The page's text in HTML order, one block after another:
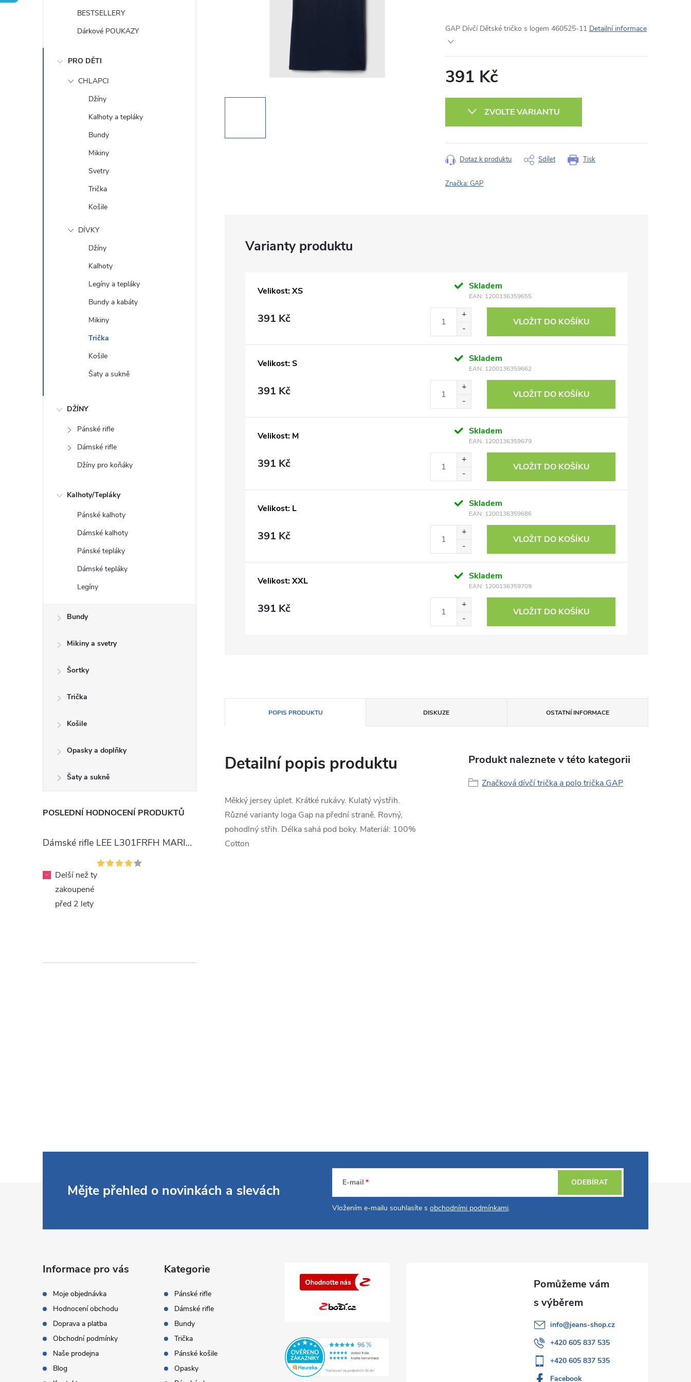
BESTSELLERY
Dárkové POUKAZY
PRO DĚTI
CHLAPCI
Džíny
Kalhoty a tepláky
Bundy
Mikiny
Svetry
Trička
Košile
DÍVKY
Džíny
Kalhoty
Legíny a tepláky
Bundy a kabáty
Mikiny
Trička
Košile
Šaty a sukně
DŽÍNY
Pánské rifle
Dámské rifle
Džíny pro koňáky
Kalhoty/Tepláky
Pánské kalhoty
Dámské kalhoty
Pánské tepláky
Dámské tepláky
Legíny
Bundy
Mikiny a svetry
Šortky
Trička
Košile
Opasky a doplňky
Šaty a sukně
POSLEDNÍ HODNOCENÍ PRODUKTŮ
Dámské rifle LEE L301FRFH MARION STRAIGHT RINSE
-
Delší než ty
zakoupené
před 2 lety
GAP Dívčí Dětské tričko s logem 460525-11 Detailní informace
391 Kč
ZVOLTE VARIANTU
Tisk
Dotaz k produktu Sdílet
Značka:GAP
Velikost: XS Skladem
EAN: 1200136359655
391 Kč VLOŽIT DO KOŠÍKU
Velikost: S Skladem
EAN: 1200136359662
391 Kč VLOŽIT DO KOŠÍKU
Velikost: M Skladem
EAN: 1200136359679
391 Kč VLOŽIT DO KOŠÍKU
Velikost: L Skladem
EAN: 1200136359686
391 Kč VLOŽIT DO KOŠÍKU
Velikost: XXL Skladem
EAN: 1200136359709
391 Kč VLOŽIT DO KOŠÍKU
POPIS PRODUKTU DISKUZE OSTATNÍ INFORMACE
Detailní popis produktu
Měkký jersey úplet. Krátké rukávy. Kulatý výstřih.
Různé varianty loga Gap na přední straně. Rovný,
pohodlný střih. Délka sahá pod boky. Materiál: 100%
Cotton
Produkt naleznete v této kategorii
Značková dívčí trička a polo trička GAP
Mějte přehled o novinkách a slevách E-mail
Vložením e-mailu souhlasíte s obchodními podmínkami.
ODEBÍRAT
Informace pro vás
Moje objednávka
Hodnocení obchodu
Doprava a platba
Obchodní podmínky
Naše prodejna
Blog
Kategorie
Pánské rifle
Dámské rifle
Bundy
Trička
Pánské košile
Opasky
info@jeans-shop.cz
+420 605 837 535
+420 605 837 535
Facebook